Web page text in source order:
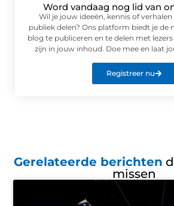
Word vandaag nog lid van
Wil je jouw ideeën, kennis of
publiek delen? Ons platform biedt je de
blog te publiceren en te delen met
zijn in jouw inhoud. Doe mee en laat
Registreer nu
Gerelateerde berichten
missen